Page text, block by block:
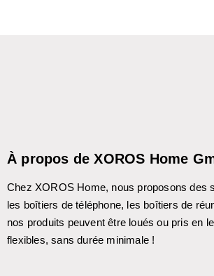
À propos de XOROS Home
Chez XOROS Home, nous proposons des
les boîtiers de téléphone, les boîtiers de
nos produits peuvent être loués ou pris en
flexibles, sans durée minimale !